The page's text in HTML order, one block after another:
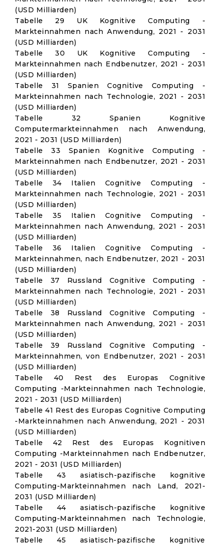
(USD Milliarden)
Tabelle 29 UK Kognitive Computing -
Markteinnahmen nach Anwendung, 2021 - 2031
(USD Milliarden)
Tabelle 30 UK Kognitive Computing -
Markteinnahmen nach Endbenutzer, 2021 - 2031
(USD Milliarden)
Tabelle 31 Spanien Cognitive Computing -
Markteinnahmen nach Technologie, 2021 - 2031
(USD Milliarden)
Tabelle 32 Spanien Kognitive
Computermarkteinnahmen nach Anwendung,
2021 - 2031 (USD Milliarden)
Tabelle 33 Spanien Kognitive Computing -
Markteinnahmen nach Endbenutzer, 2021 - 2031
(USD Milliarden)
Tabelle 34 Italien Cognitive Computing -
Markteinnahmen nach Technologie, 2021 - 2031
(USD Milliarden)
Tabelle 35 Italien Cognitive Computing -
Markteinnahmen nach Anwendung, 2021 - 2031
(USD Milliarden)
Tabelle 36 Italien Cognitive Computing -
Markteinnahmen, nach Endbenutzer, 2021 - 2031
(USD Milliarden)
Tabelle 37 Russland Cognitive Computing -
Markteinnahmen nach Technologie, 2021 - 2031
(USD Milliarden)
Tabelle 38 Russland Cognitive Computing -
Markteinnahmen nach Anwendung, 2021 - 2031
(USD Milliarden)
Tabelle 39 Russland Cognitive Computing -
Markteinnahmen, von Endbenutzer, 2021 - 2031
(USD Milliarden)
Tabelle 40 Rest des Europas Cognitive
Computing -Markteinnahmen nach Technologie,
2021 - 2031 (USD Milliarden)
Tabelle 41 Rest des Europas Cognitive Computing
-Markteinnahmen nach Anwendung, 2021 - 2031
(USD Milliarden)
Tabelle 42 Rest des Europas Kognitiven
Computing -Markteinnahmen nach Endbenutzer,
2021 - 2031 (USD Milliarden)
Tabelle 43 asiatisch-pazifische kognitive
Computing-Markteinnahmen nach Land, 2021-
2031 (USD Milliarden)
Tabelle 44 asiatisch-pazifische kognitive
Computing-Markteinnahmen nach Technologie,
2021-2031 (USD Milliarden)
Tabelle 45 asiatisch-pazifische kognitive